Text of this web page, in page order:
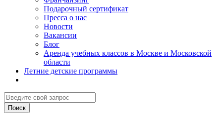
Подарочный сертификат
Пресса о нас
Новости
Вакансии
Блог
Аренда учебных классов в Москве и Московской
области
Летние детские программы